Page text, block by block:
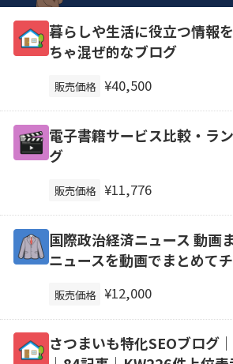
暮らしや生活に役立つ情報
ちゃ混ぜ的なブログ
販売価格 ¥40,500
電子書籍サービス比較・ラ
グ
販売価格 ¥11,776
国際政治経済ニュース 動画
ニュースを動画でまとめて
販売価格 ¥12,000
さつまいも特化SEOブログ